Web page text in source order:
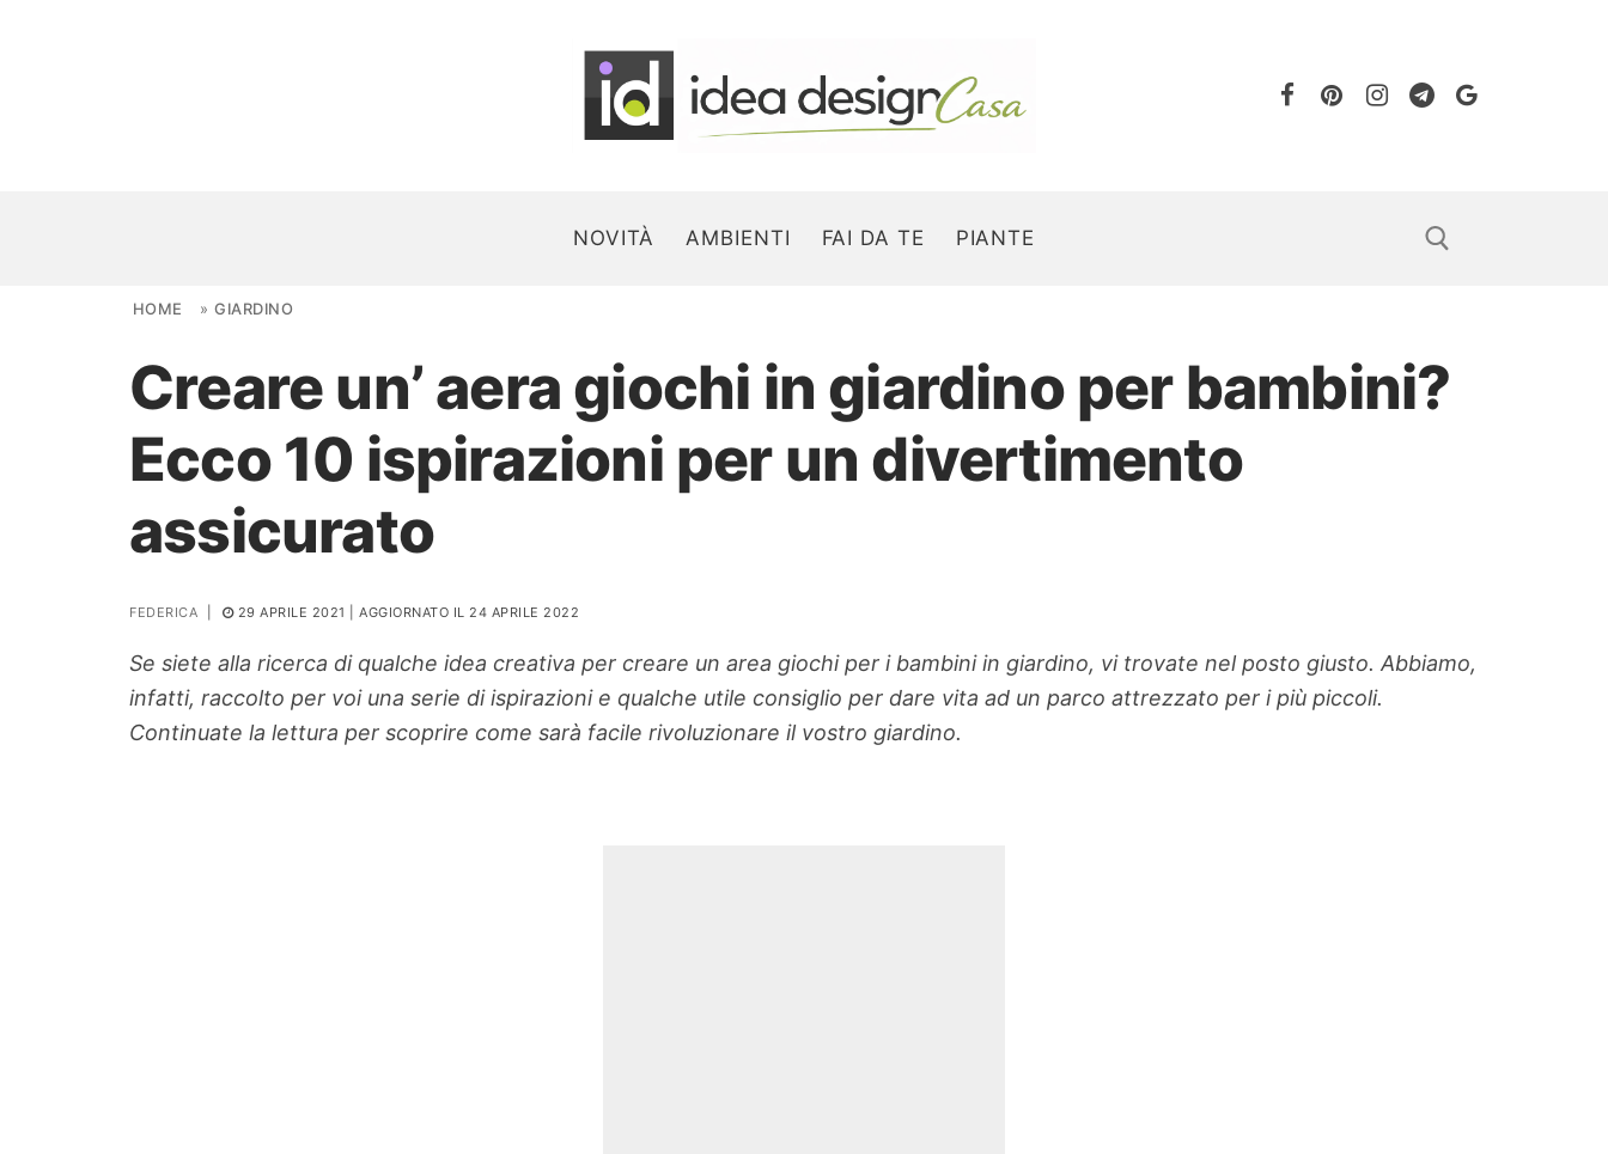
NOVITÀ AMBIENTI FAI DA TE PIANTE
Search for:
NOVITÀ
AMBIENTI
PIANTE
Ortaggio
HOME »GIARDINO
Creare un’ aera giochi in giardino per bambini?
Ecco 10 ispirazioni per un divertimento
assicurato
FEDERICA 29 APRILE 2021 | AGGIORNATO IL 24 APRILE 2022
Se siete alla ricerca di qualche idea creativa per creare un area giochi per i bambini in giardino, vi trovate nel posto giusto. Abbiamo,
infatti, raccolto per voi una serie di ispirazioni e qualche utile consiglio per dare vita ad un parco attrezzato per i più piccoli.
Continuate la lettura per scoprire come sarà facile rivoluzionare il vostro giardino.